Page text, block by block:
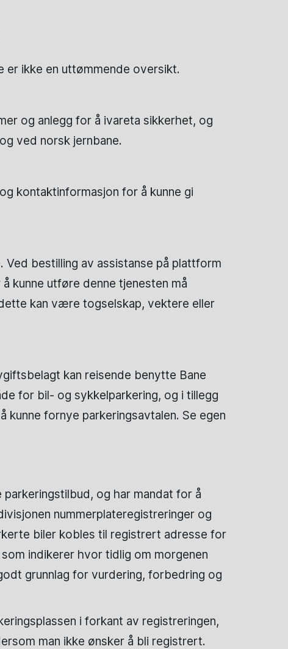
er ikke en uttømmende oversikt.
og anlegg for å ivareta sikkerhet, og
ved norsk jernbane.
kontaktinformasjon for å kunne gi
bestilling av assistanse på plattform
kunne utføre denne tjenesten må
kan være togselskap, vektere eller
kan reisende benytte Bane
for bil- og sykkelparkering, og i tillegg
kunne fornye parkeringsavtalen. Se egen
og har mandat for å
nummerplateregistreringer og
biler kobles til registrert adresse for
indikerer hvor tidlig om morgenen
grunnlag for vurdering, forbedring og
i forkant av registreringen,
man ikke ønsker å bli registrert.